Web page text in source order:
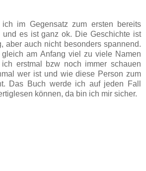
im Gegensatz zum ersten bereits
und es ist ganz ok. Die Geschichte ist
aber auch nicht besonders spannend.
am Anfang viel zu viele Namen
erstmal bzw noch immer schauen
wer ist und wie diese Person zum
Das Buch werde ich auf jeden Fall
können, da bin ich mir sicher.